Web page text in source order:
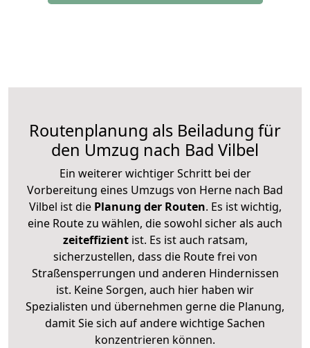
Routenplanung als Beiladung für
den Umzug nach Bad Vilbel
Ein weiterer wichtiger Schritt bei der
Vorbereitung eines Umzugs von Herne nach Bad
Vilbel ist diePlanung der Routen. Es ist wichtig,
eine Route zu wählen, die sowohl sicher als auch
zeiteffizientist. Es ist auch ratsam,
sicherzustellen, dass die Route frei von
Straßensperrungen und anderen Hindernissen
ist. Keine Sorgen, auch hier haben wir
Spezialisten und übernehmen gerne die Planung,
damit Sie sich auf andere wichtige Sachen
konzentrieren können.